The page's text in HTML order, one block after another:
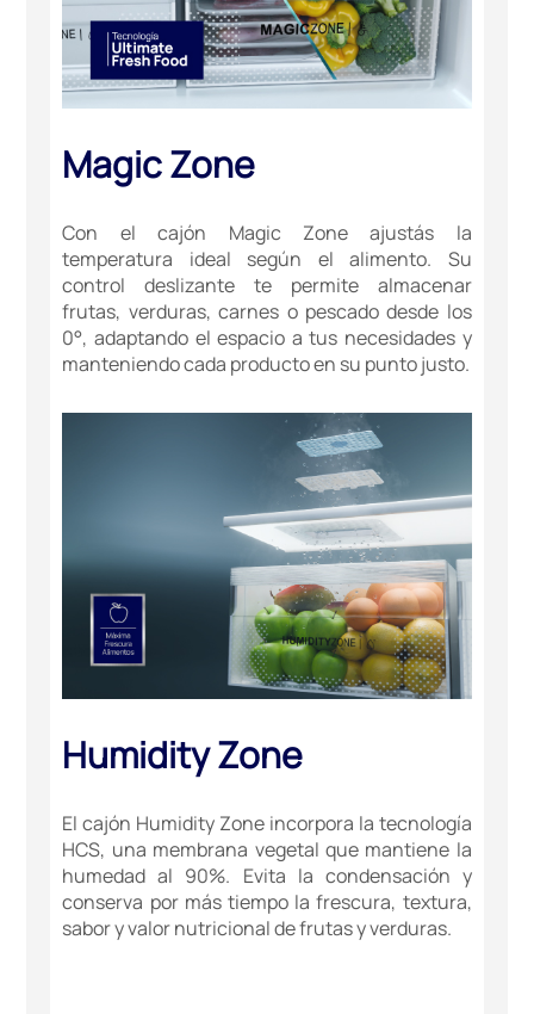
Magic Zone
Con el cajón Magic Zone ajustás la
temperatura ideal según el alimento. Su
control deslizante te permite almacenar
frutas, verduras, carnes o pescado desde los
0°, adaptando el espacio a tus necesidades y
manteniendo cada producto en su punto justo.
Humidity Zone
El cajón Humidity Zone incorpora la tecnología
HCS, una membrana vegetal que mantiene la
humedad al 90%. Evita la condensación y
conserva por más tiempo la frescura, textura,
sabor y valor nutricional de frutas y verduras.